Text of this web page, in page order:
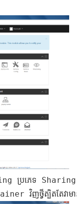
ប្រភេទ Sharing